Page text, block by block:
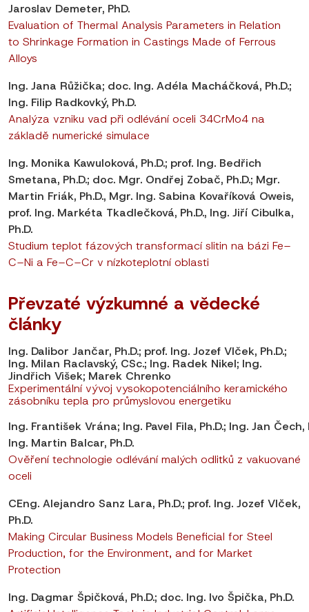
Jaroslav Demeter, PhD.
Evaluation of Thermal Analysis Parameters in Relation
to Shrinkage Formation in Castings Made of Ferrous
Alloys
Ing. Jana Růžička; doc. Ing. Adéla Macháčková, Ph.D.;
Ing. Filip Radkovký, Ph.D.
Analýza vzniku vad při odlévání oceli 34CrMo4 na
základě numerické simulace
Ing. Monika Kawuloková, Ph.D.; prof. Ing. Bedřich
Smetana, Ph.D.; doc. Mgr. Ondřej Zobač, Ph.D.; Mgr.
Martin Friák, Ph.D., Mgr. Ing. Sabina Kovaříková Oweis,
prof. Ing. Markéta Tkadlečková, Ph.D., Ing. Jiří Cibulka,
Ph.D.
Studium teplot fázových transformací slitin na bázi Fe–
C–Ni a Fe–C–Cr v nízkoteplotní oblasti
Převzaté výzkumné a vědecké
články
Ing. Dalibor Jančar, Ph.D.; prof. Ing. Jozef Vlček, Ph.D.;
Ing. Milan Raclavský, CSc.; Ing. Radek Nikel; Ing.
Jindřich Višek; Marek Chrenko
Experimentální vývoj vysokopotenciálního keramického
zásobníku tepla pro průmyslovou energetiku
Ing. František Vrána; Ing. Pavel Fila, Ph.D.; Ing. Jan Čech,
Ing. Martin Balcar, Ph.D.
Ověření technologie odlévání malých odlitků z vakuované
oceli
CEng. Alejandro Sanz Lara, Ph.D.; prof. Ing. Jozef Vlček,
Ph.D.
Making Circular Business Models Beneficial for Steel
Production, for the Environment, and for Market
Protection
Ing. Dagmar Špičková, Ph.D.; doc. Ing. Ivo Špička, Ph.D.